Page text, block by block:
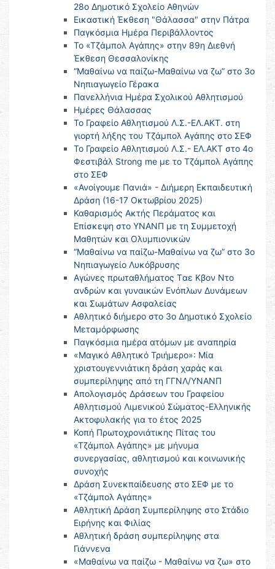
28ο Δημοτικό Σχολείο Αθηνών
Εικαστική Έκθεση "Θάλασσα" στην Πάτρα
Παγκόσμια Ημέρα Περιβάλλοντος
Το «Τζάμπολ Αγάπης» στην 89η Διεθνή
Έκθεση Θεσσαλονίκης
“Μαθαίνω να παίζω-Μαθαίνω να ζω” στο 3ο
Νηπιαγωγείο Γέρακα
Πανελλήνια Ημέρα Σχολικού Αθλητισμού
Ημέρες Θάλασσας
Το Γραφείο Αθλητισμού Λ.Σ.-ΕΛ.ΑΚΤ. στη
γιορτή λήξης του Τζάμπολ Αγάπης στο ΣΕΦ
Το Γραφείο Αθλητισμού Λ.Σ.- ΕΛ.ΑΚΤ στο 4ο
Φεστιβάλ Strong me με το Τζάμπολ Αγάπης
στο ΣΕΦ
«Ανοίγουμε Πανιά» - Διήμερη Εκπαιδευτική
Δράση (16-17 Οκτωβρίου 2025)
Καθαρισμός Ακτής Περάματος και
Επίσκεψη στο ΥΝΑΝΠ με τη Συμμετοχή
Μαθητών και Ολυμπιονικών
“Μαθαίνω να παίζω-Μαθαίνω να ζω” στο 3ο
Νηπιαγωγείο Λυκόβρυσης
Αγώνες πρωταθλήματος Tαε Κβον Ντο
ανδρών και γυναικών Ενόπλων Δυνάμεων
και Σωμάτων Ασφαλείας
Αθλητικό διήμερο στο 3ο Δημοτικό Σχολείο
Μεταμόρφωσης
Παγκόσμια ημέρα ατόμων με αναπηρία
«Μαγικό Αθλητικό Τριήμερο»: Μία
χριστουγεννιάτικη δράση χαράς και
συμπερίληψης από τη ΓΓΝΛ/ΥΝΑΝΠ
Απολογισμός Δράσεων του Γραφείου
Αθλητισμού Λιμενικού Σώματος-Ελληνικής
Ακτοφυλακής για το έτος 2025
Κοπή Πρωτοχρονιάτικης Πίτας του
«Τζάμπολ Αγάπης» με μήνυμα
συνεργασίας, αθλητισμού και κοινωνικής
συνοχής
Δράση Συνεκπαίδευσης στο ΣΕΦ με το
«Τζάμπολ Αγάπης»
Αθλητική Δράση Συμπερίληψης στο Στάδιο
Ειρήνης και Φιλίας
Αθλητική δράση συμπερίληψης στα
Γιάννενα
«Μαθαίνω να παίζω - Μαθαίνω να ζω» στο